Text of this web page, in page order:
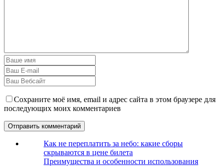
Сохраните моё имя, email и адрес сайта в этом браузере для
последующих моих комментариев
Как не переплатить за небо: какие сборы
скрываются в цене билета
Преимущества и особенности использования